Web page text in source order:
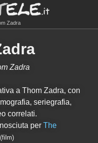
Zadra
Zadra
a Thom Zadra, con
seriegrafia,
correlati.
perThe
(film)